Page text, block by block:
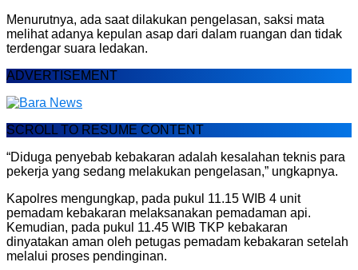
Menurutnya, ada saat dilakukan pengelasan, saksi mata
melihat adanya kepulan asap dari dalam ruangan dan tidak
terdengar suara ledakan.
ADVERTISEMENT
SCROLL TO RESUME CONTENT
“Diduga penyebab kebakaran adalah kesalahan teknis para
pekerja yang sedang melakukan pengelasan,” ungkapnya.
Kapolres mengungkap, pada pukul 11.15 WIB 4 unit
pemadam kebakaran melaksanakan pemadaman api.
Kemudian, pada pukul 11.45 WIB TKP kebakaran
dinyatakan aman oleh petugas pemadam kebakaran setelah
melalui proses pendinginan.